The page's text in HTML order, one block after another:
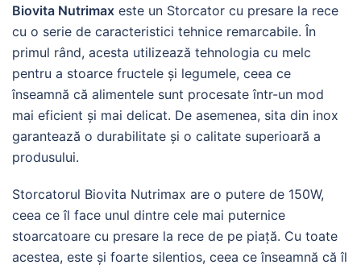
Biovita Nutrimax este un Storcator cu presare la rece
cu o serie de caracteristici tehnice remarcabile. În
primul rând, acesta utilizează tehnologia cu melc
pentru a stoarce fructele și legumele, ceea ce
înseamnă că alimentele sunt procesate într-un mod
mai eficient și mai delicat. De asemenea, sita din inox
garantează o durabilitate și o calitate superioară a
produsului.
Storcatorul Biovita Nutrimax are o putere de 150W,
ceea ce îl face unul dintre cele mai puternice
stoarcatoare cu presare la rece de pe piață. Cu toate
acestea, este și foarte silentios, ceea ce înseamnă că îl